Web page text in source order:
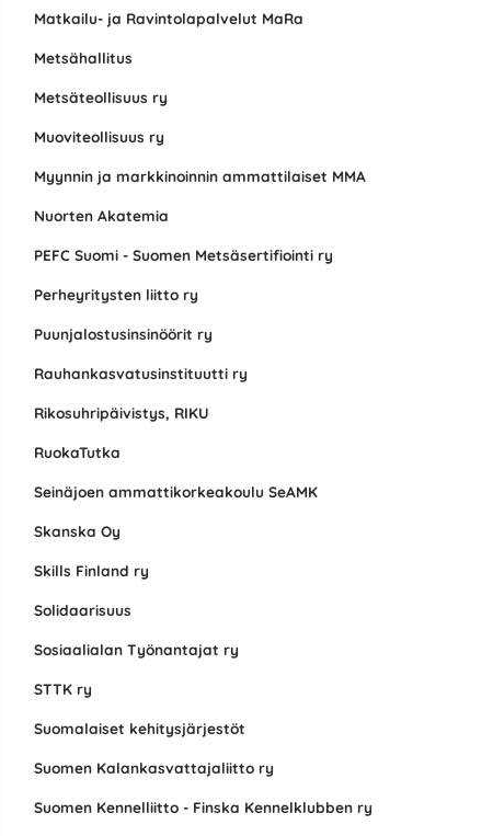
Matkailu- ja Ravintolapalvelut MaRa
Metsähallitus
Metsäteollisuus ry
Muoviteollisuus ry
Myynnin ja markkinoinnin ammattilaiset MMA
Nuorten Akatemia
PEFC Suomi - Suomen Metsäsertifiointi ry
Perheyritysten liitto ry
Puunjalostusinsinöörit ry
Rauhankasvatusinstituutti ry
Rikosuhripäivistys, RIKU
RuokaTutka
Seinäjoen ammattikorkeakoulu SeAMK
Skanska Oy
Skills Finland ry
Solidaarisuus
Sosiaalialan Työnantajat ry
STTK ry
Suomalaiset kehitysjärjestöt
Suomen Kalankasvattajaliitto ry
Suomen Kennelliitto - Finska Kennelklubben ry